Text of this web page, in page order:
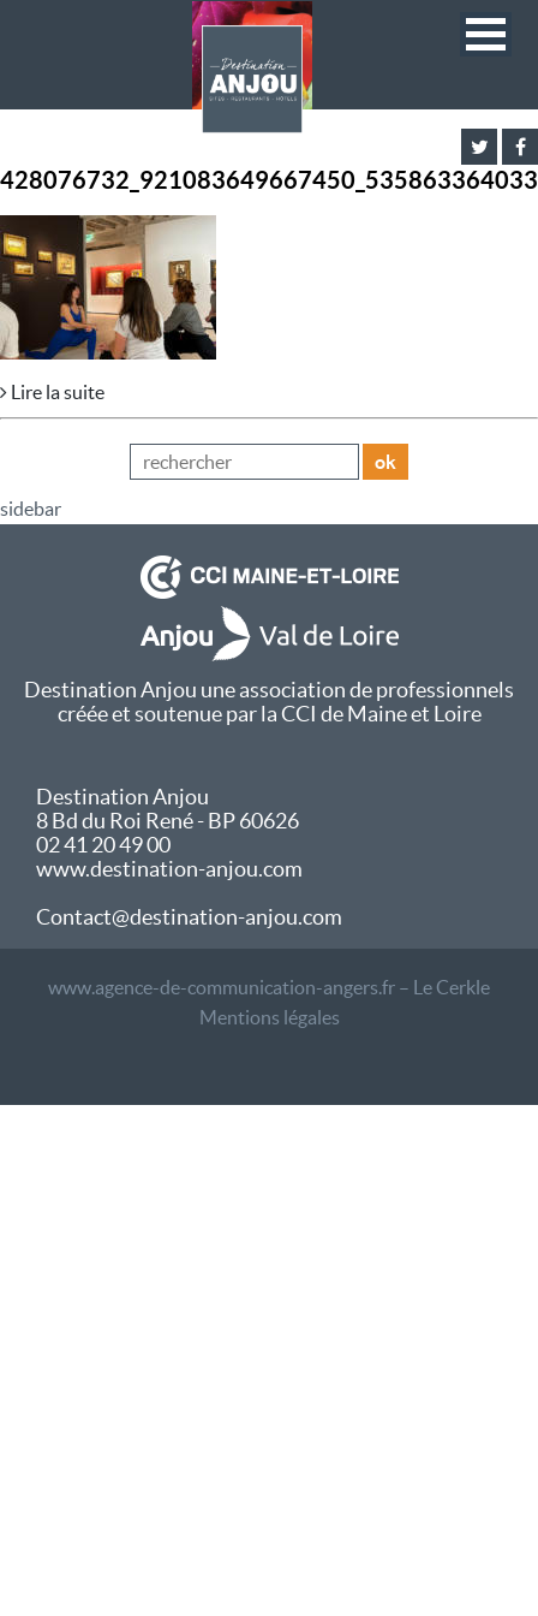
Lire la suite
ok
sidebar
Destination Anjou une association de professionnels
créée et soutenue par la CCI de Maine et Loire
Destination Anjou
8 Bd du Roi René - BP 60626
02 41 20 49 00
www.destination-anjou.com
Contact@destination-anjou.com
www.agence-de-communication-angers.fr – Le Cerkle
Mentions légales